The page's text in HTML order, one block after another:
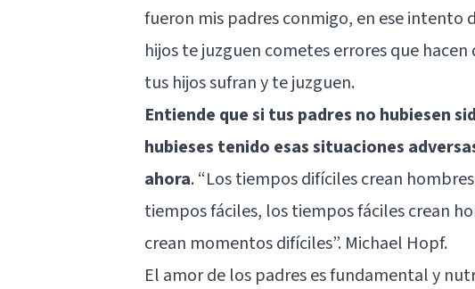
fueron mis padres conmigo, en ese intento
hijos te juzguen cometes errores que
tus hijos sufran y te juzguen.
Entiende que si tus padres no hubiesen
hubieses tenido esas situaciones
ahora. “Los tiempos difíciles crean
tiempos fáciles, los tiempos fáciles crean
crean momentos difíciles”. Michael Hopf.
El amor de los padres es fundamental y